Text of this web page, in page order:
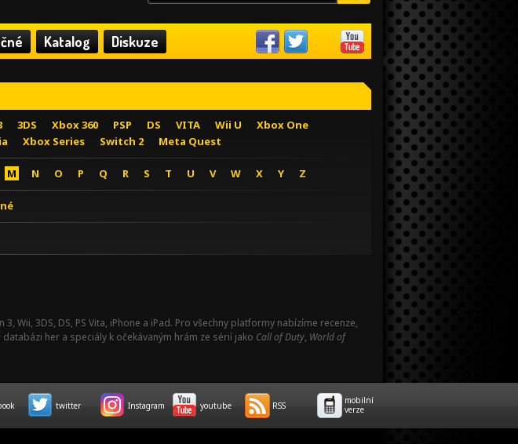
Katalog Diskuze
3DS Xbox 360 PSP DS VITA Wii U
Xbox One
Xbox Series Switch 2 Meta Quest
M N O P Q R S T U V W X Y Z
3, Wii, 3DS, DS, PS Vita, iPhone a iPad. Pro všechny platformy nabízíme recenze,
her a speciály k očekávaným hrám ze sérií jako Call of Duty, World of
twitter Instagram youtube RSS
mobilní
verze